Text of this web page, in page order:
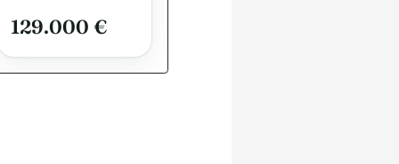
129.000 €